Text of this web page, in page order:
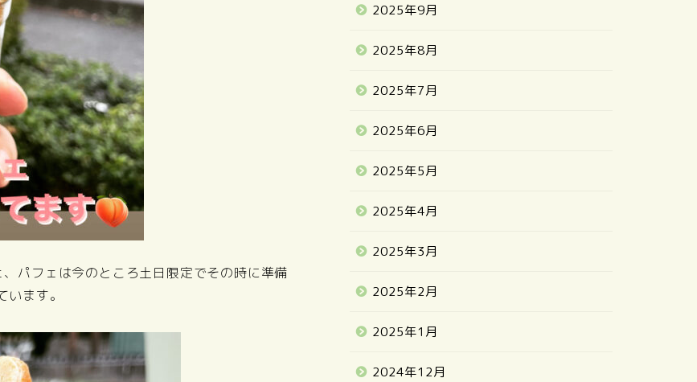
パフェは今のところ土日限定でその時に準備
ます。
2025年9月
2025年8月
2025年7月
2025年6月
2025年5月
2025年4月
2025年3月
2025年2月
2025年1月
2024年12月